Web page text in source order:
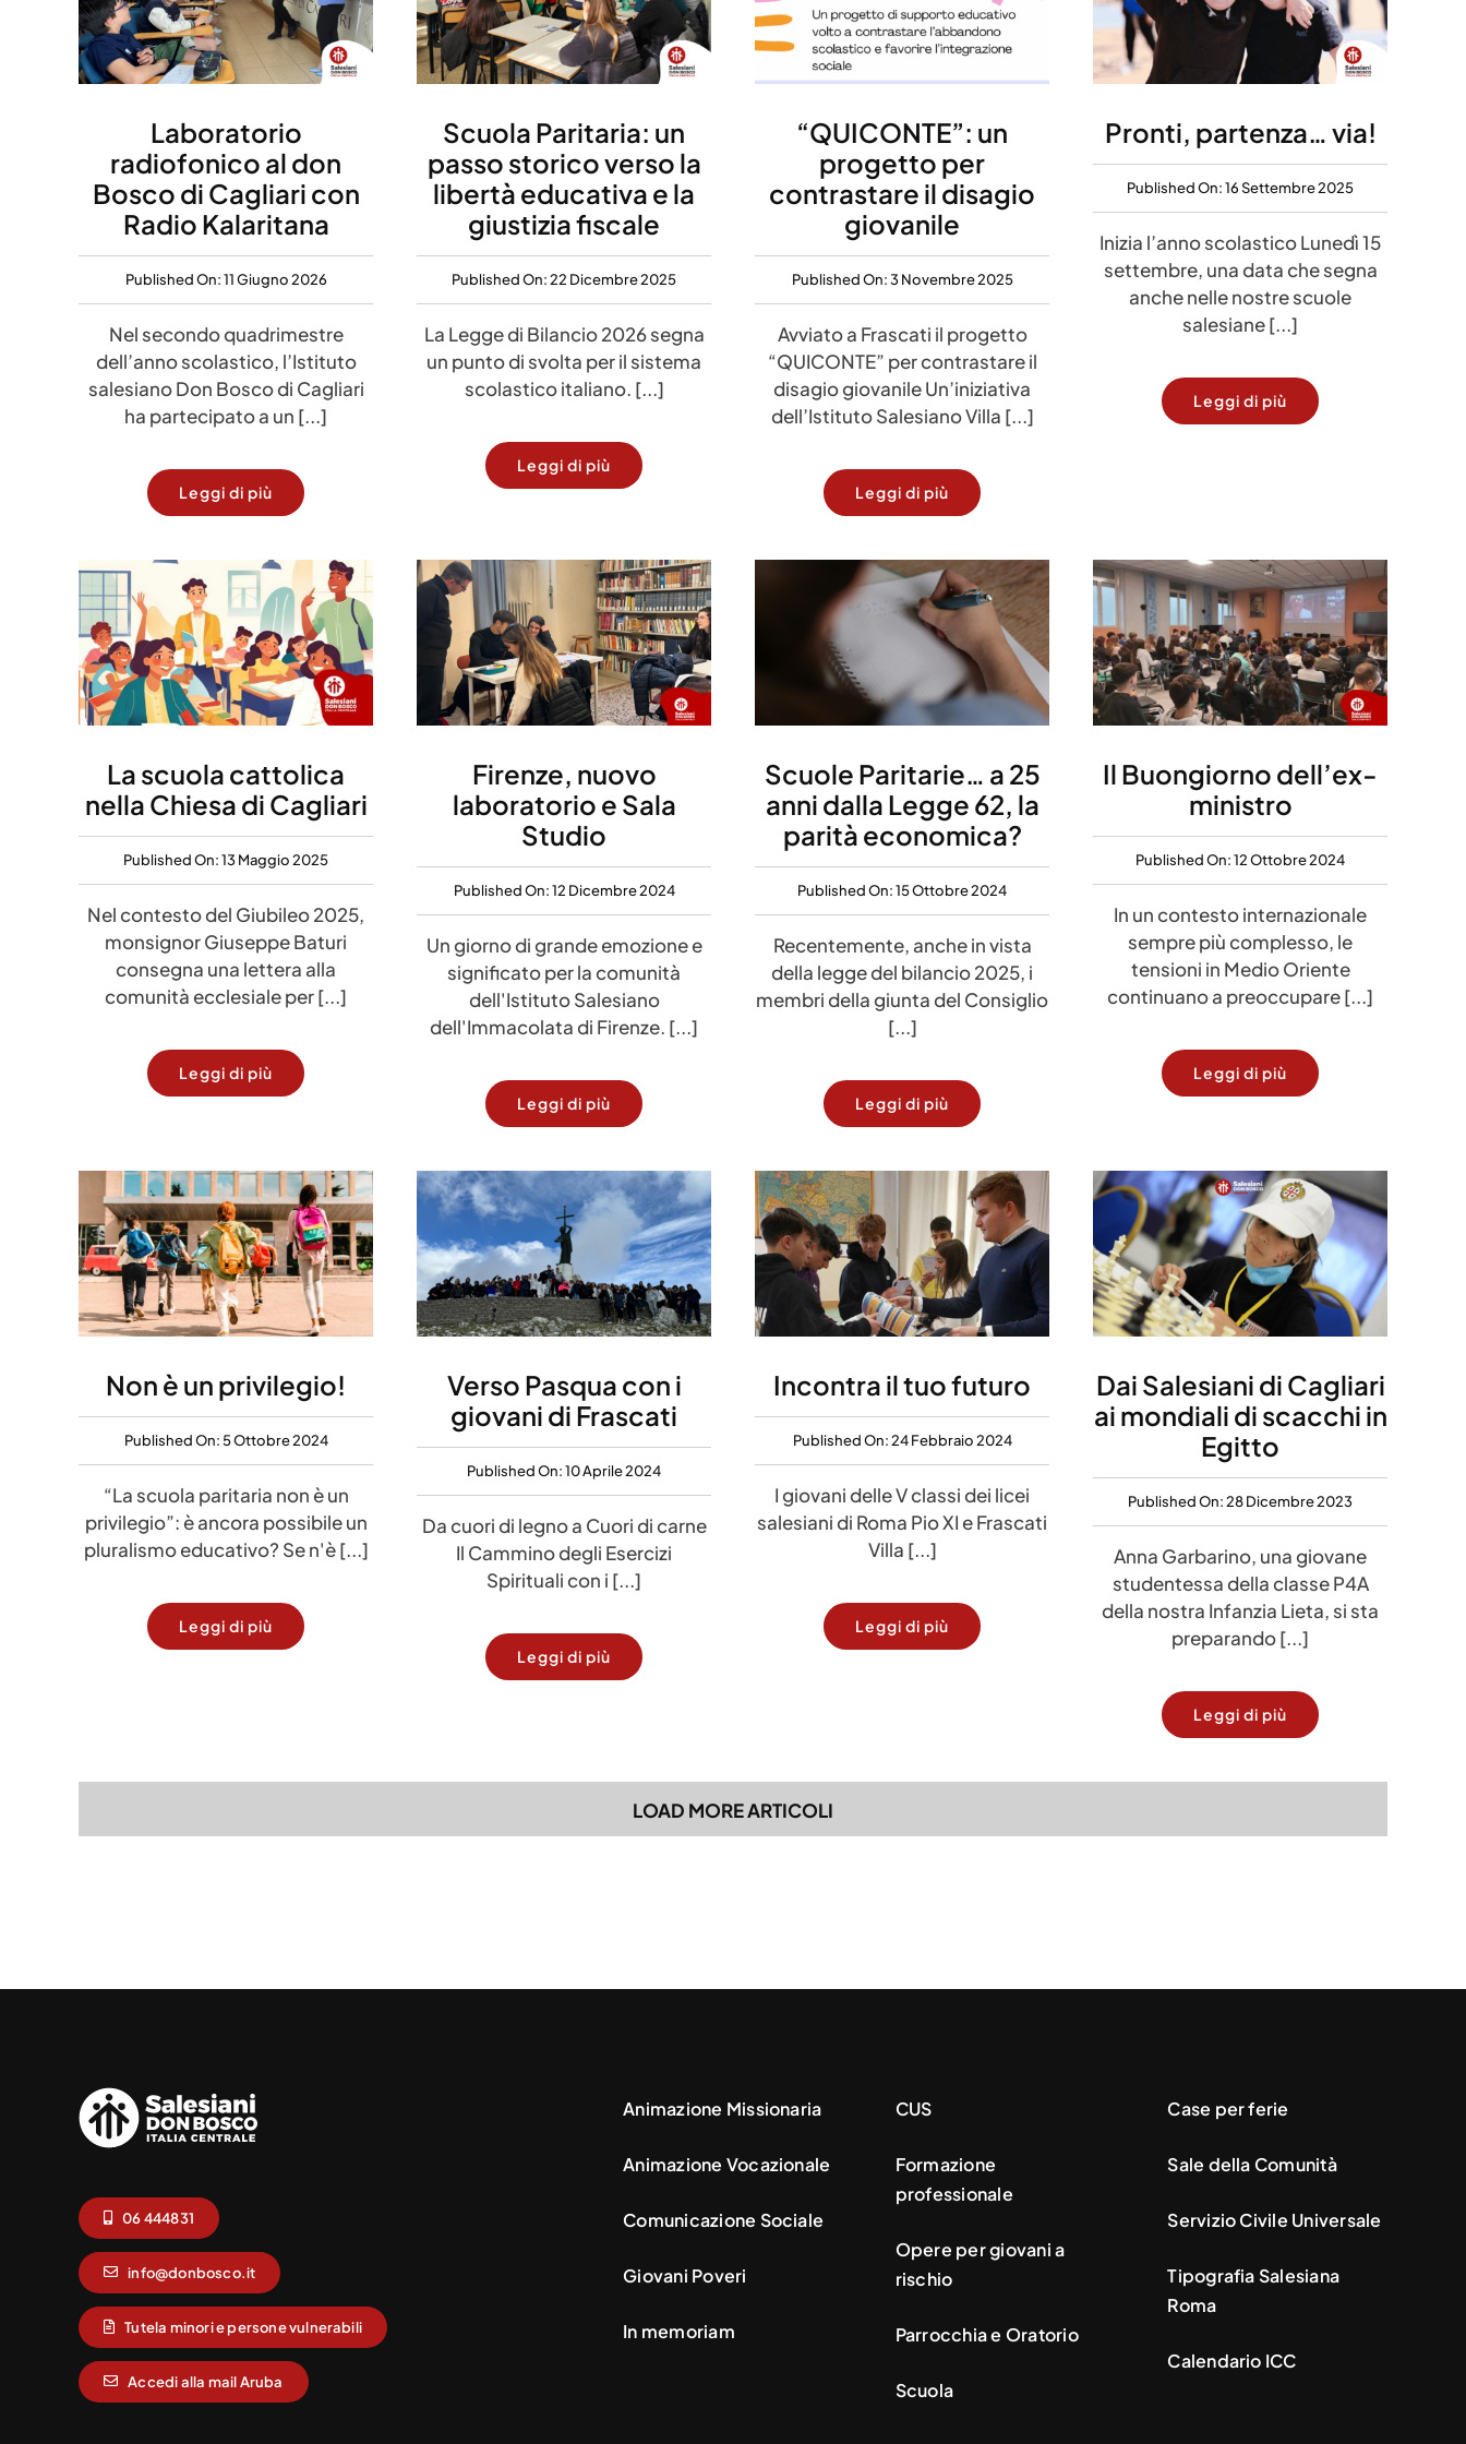
Laboratorio
radiofonico al don
Bosco di Cagliari con
Radio Kalaritana
Published On: 11 Giugno 2026
Nel secondo quadrimestre
dell’anno scolastico, l’Istituto
salesiano Don Bosco di Cagliari
ha partecipato a un [...]
Leggi di più
Scuola Paritaria: un
passo storico verso la
libertà educativa e la
giustizia fiscale
Published On: 22 Dicembre 2025
La Legge di Bilancio 2026 segna
un punto di svolta per il sistema
scolastico italiano. [...]
Leggi di più
“QUICONTE”: un
progetto per
contrastare il disagio
giovanile
Published On: 3 Novembre 2025
Avviato a Frascati il progetto
“QUICONTE” per contrastare il
disagio giovanile Un’iniziativa
dell’Istituto Salesiano Villa [...]
Leggi di più
Pronti, partenza… via!
Published On: 16 Settembre 2025
Inizia l’anno scolastico Lunedì 15
settembre, una data che segna
anche nelle nostre scuole
salesiane [...]
Leggi di più
La scuola cattolica
nella Chiesa di Cagliari
Published On: 13 Maggio 2025
Nel contesto del Giubileo 2025,
monsignor Giuseppe Baturi
consegna una lettera alla
comunità ecclesiale per [...]
Leggi di più
Firenze, nuovo
laboratorio e Sala
Studio
Published On: 12 Dicembre 2024
Un giorno di grande emozione e
significato per la comunità
dell'Istituto Salesiano
dell'Immacolata di Firenze. [...]
Leggi di più
Scuole Paritarie… a 25
anni dalla Legge 62, la
parità economica?
Published On: 15 Ottobre 2024
Recentemente, anche in vista
della legge del bilancio 2025, i
membri della giunta del Consiglio
[...]
Leggi di più
Il Buongiorno dell’ex-
ministro
Published On: 12 Ottobre 2024
In un contesto internazionale
sempre più complesso, le
tensioni in Medio Oriente
continuano a preoccupare [...]
Leggi di più
Non è un privilegio!
Published On: 5 Ottobre 2024
“La scuola paritaria non è un
privilegio”: è ancora possibile un
pluralismo educativo? Se n'è [...]
Leggi di più
Verso Pasqua con i
giovani di Frascati
Published On: 10 Aprile 2024
Da cuori di legno a Cuori di carne
Il Cammino degli Esercizi
Spirituali con i [...]
Leggi di più
Incontra il tuo futuro
Published On: 24 Febbraio 2024
I giovani delle V classi dei licei
salesiani di Roma Pio XI e Frascati
Villa [...]
Leggi di più
Dai Salesiani di Cagliari
ai mondiali di scacchi in
Egitto
Published On: 28 Dicembre 2023
Anna Garbarino, una giovane
studentessa della classe P4A
della nostra Infanzia Lieta, si sta
preparando [...]
Leggi di più
LOAD MORE ARTICOLI
06 444831
info@donbosco.it
Tutela minori e persone vulnerabili
Accedi alla mail Aruba
Animazione Missionaria
Animazione Vocazionale
Comunicazione Sociale
Giovani Poveri
In memoriam
CUS
Formazione
professionale
Opere per giovani a
rischio
Parrocchia e Oratorio
Scuola
Case per ferie
Sale della Comunità
Servizio Civile Universale
Tipografia Salesiana
Roma
Calendario ICC